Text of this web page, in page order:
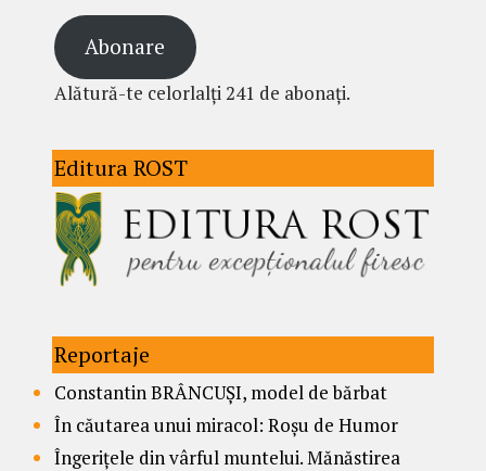
Abonare
Alătură-te celorlalți 241 de abonați.
Editura ROST
Reportaje
Constantin BRÂNCUȘI, model de bărbat
În căutarea unui miracol: Roșu de Humor
Îngerițele din vârful muntelui. Mănăstirea